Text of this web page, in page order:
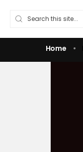
Home